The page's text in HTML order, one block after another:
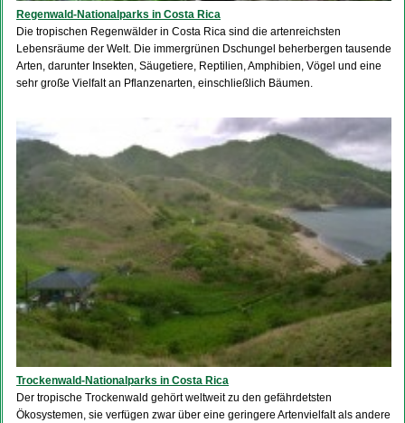
Regenwald-Nationalparks in Costa Rica
Die tropischen Regenwälder in Costa Rica sind die artenreichsten
Lebensräume der Welt. Die immergrünen Dschungel beherbergen tausende
Arten, darunter Insekten, Säugetiere, Reptilien, Amphibien, Vögel und eine
sehr große Vielfalt an Pflanzenarten, einschließlich Bäumen.
Trockenwald-Nationalparks in Costa Rica
Der tropische Trockenwald gehört weltweit zu den gefährdetsten
Ökosystemen, sie verfügen zwar über eine geringere Artenvielfalt als andere